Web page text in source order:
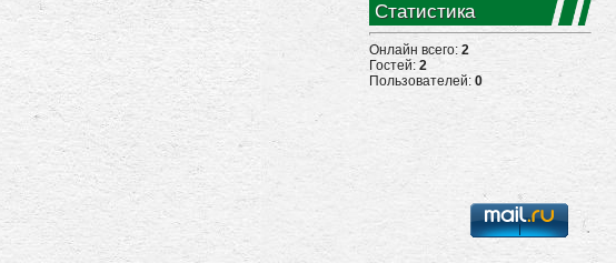
Статистика
Онлайн всего: 2
Гостей: 2
Пользователей: 0